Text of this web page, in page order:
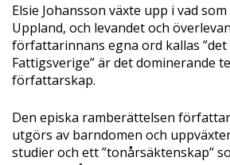
Elsie Johansson växte upp i vad
Uppland, och levandet och
författarinnans egna ord kallas ”det
Fattigsverige” är det dominerande
författarskap.
Den episka ramberättelsen
utgörs av barndomen och
studier och ett ”tonårsäktenskap”